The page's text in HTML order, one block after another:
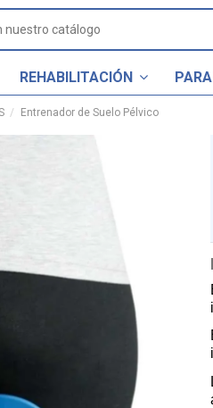
REHABILITACIÓN
Entrenador de Suelo Pélvico